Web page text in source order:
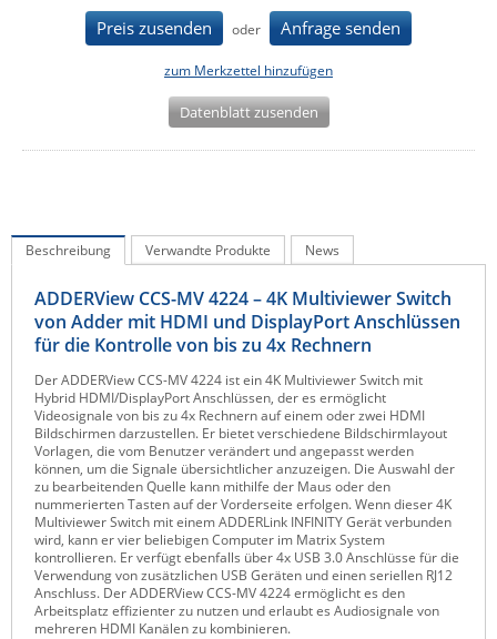
Legrand
LigoWave
Netio
Power Kingdom
Poynting
Raritan
Server Technology
Siretta
SIRIO Antenne
Sunbird
Tactical Software
TEKTELIC
Teltonika
Preis zusenden oder Anfrage senden
zum Merkzettel hinzufügen
Datenblatt zusenden
Beschreibung Verwandte Produkte News
ADDERView CCS-MV 4224 – 4K Multiviewer Switch
von Adder mit HDMI und DisplayPort Anschlüssen
für die Kontrolle von bis zu 4x Rechnern
Der ADDERView CCS-MV 4224 ist ein 4K Multiviewer Switch mit
Hybrid HDMI/DisplayPort Anschlüssen, der es ermöglicht
Videosignale von bis zu 4x Rechnern auf einem oder zwei HDMI
Bildschirmen darzustellen. Er bietet verschiedene Bildschirmlayout
Vorlagen, die vom Benutzer verändert und angepasst werden
können, um die Signale übersichtlicher anzuzeigen. Die Auswahl der
zu bearbeitenden Quelle kann mithilfe der Maus oder den
nummerierten Tasten auf der Vorderseite erfolgen. Wenn dieser 4K
Multiviewer Switch mit einem ADDERLink INFINITY Gerät verbunden
wird, kann er vier beliebigen Computer im Matrix System
kontrollieren. Er verfügt ebenfalls über 4x USB 3.0 Anschlüsse für die
Verwendung von zusätzlichen USB Geräten und einen seriellen RJ12
Anschluss. Der ADDERView CCS-MV 4224 ermöglicht es den
Arbeitsplatz effizienter zu nutzen und erlaubt es Audiosignale von
mehreren HDMI Kanälen zu kombinieren.